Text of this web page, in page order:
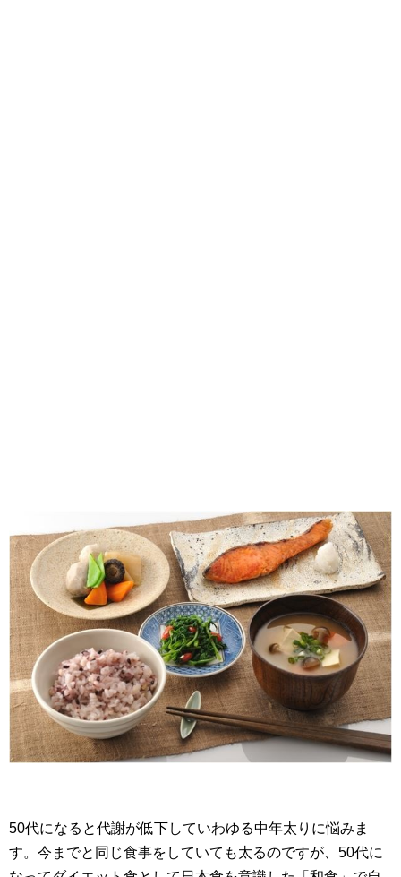
50代になると代謝が低下していわゆる中年太りに悩みま
す。今までと同じ食事をしていても太るのですが、50代に